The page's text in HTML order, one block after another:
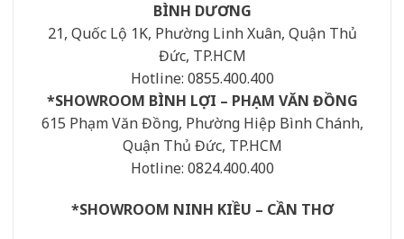
BÌNH DƯƠNG
21, Quốc Lộ 1K, Phường Linh Xuân, Quận Thủ
Đức, TP.HCM
Hotline: 0855.400.400
*SHOWROOM BÌNH LỢI – PHẠM VĂN ĐỒNG
615 Phạm Văn Đồng, Phường Hiệp Bình Chánh,
Quận Thủ Đức, TP.HCM
Hotline: 0824.400.400
*SHOWROOM NINH KIỀU – CẦN THƠ